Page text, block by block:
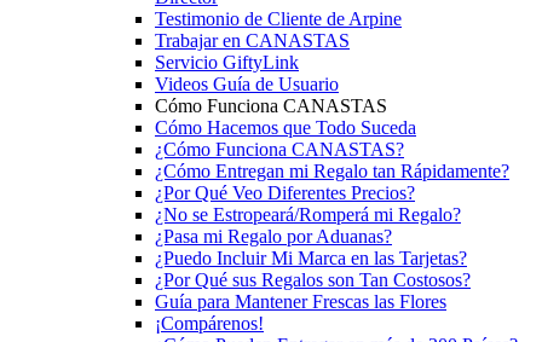
Testimonio de Cliente de Arpine
Trabajar en CANASTAS
Servicio GiftyLink
Videos Guía de Usuario
Cómo Funciona CANASTAS
Cómo Hacemos que Todo Suceda
¿Cómo Funciona CANASTAS?
¿Cómo Entregan mi Regalo tan Rápidamente?
¿Por Qué Veo Diferentes Precios?
¿No se Estropeará/Romperá mi Regalo?
¿Pasa mi Regalo por Aduanas?
¿Puedo Incluir Mi Marca en las Tarjetas?
¿Por Qué sus Regalos son Tan Costosos?
Guía para Mantener Frescas las Flores
¡Compárenos!